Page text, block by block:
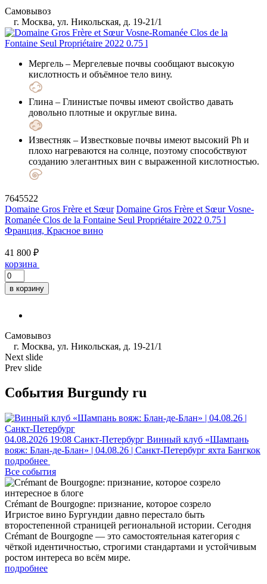
Самовывоз
г. Москва, ул. Никольская, д. 19-21/1
Мергель – Мергелевые почвы сообщают высокую
кислотность и объёмное тело вину.
Глина – Глинистые почвы имеют свойство давать
довольно плотные и округлые вина.
Известняк – Известковые почвы имеют высокий Ph и
плохо нагреваются на солнце, поэтому способствуют
созданию элегантных вин с выраженной кислотностью.
7645522
Domaine Gros Frère et Sœur Domaine Gros Frère et Sœur Vosne-
Romanée Clos de la Fontaine Seul Propriétaire 2022 0.75 l
Франция, Красное вино
41 800 ₽
корзина
в корзину
Самовывоз
г. Москва, ул. Никольская, д. 19-21/1
Next slide
Prev slide
События Burgundy ru
04.08.2026 19:08 Санкт-Петербург Винный клуб «Шампань
вояж: Блан-де-Блан» | 04.08.26 | Санкт-Петербург яхта Бангкок
подробнее
Все события
интересное в блоге
Crémant de Bourgogne: признание, которое созрело
Игристое вино Бургундии давно перестало быть
второстепенной страницей региональной истории. Сегодня
Crémant de Bourgogne — это самостоятельная категория с
чёткой идентичностью, строгими стандартами и устойчивым
ростом интереса во всём мире.
подробнее